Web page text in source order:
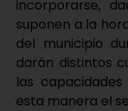
incorporarse,
suponen a la
del municipio
darán distintos
las
esta manera el